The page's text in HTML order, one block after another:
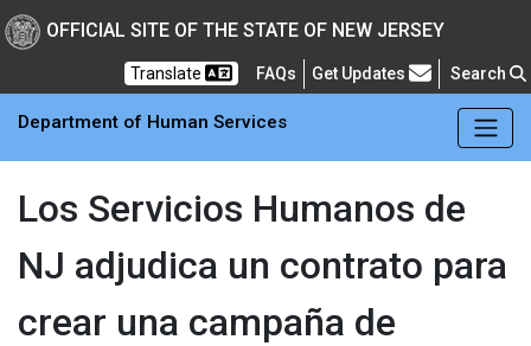
New Jersey
Skip to main Content
OFFICIAL SITE OF THE STATE OF NEW JERSEY
Translate FAQs Frequently Asked Questions
Get Updates Search
Department of Human Services
Los Servicios Humanos de
NJ adjudica un contrato para
crear una campaña de